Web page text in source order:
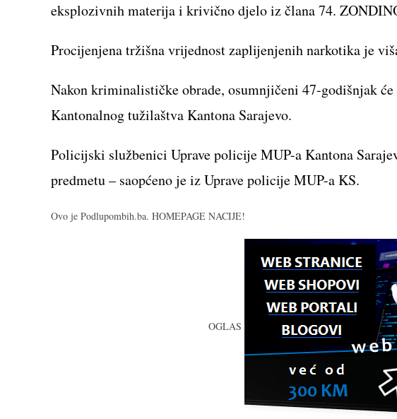
eksplozivnih materija i krivično djelo iz člana 74.
Procijenjena tržišna vrijednost zaplijenjenih narkotika je
Nakon kriminalističke obrade, osumnjičeni 47-godišnjak
Kantonalnog tužilaštva Kantona Sarajevo.
Policijski službenici Uprave policije MUP-a Kantona
predmetu – saopćeno je iz Uprave policije MUP-a KS.
Ovo je Podlupombih.ba. HOMEPAGE NACIJE!
OGLAS